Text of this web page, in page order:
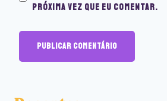
próxima vez que eu comentar.